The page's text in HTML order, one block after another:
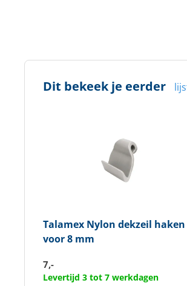
Dit bekeek je eerder
TalamexNylon dekzeil haken
voor 8 mm
7,-
Levertijd 3 tot 7 werkdagen